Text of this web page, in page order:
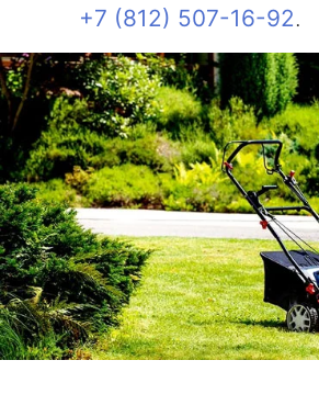
+7 (812) 507-16-92.